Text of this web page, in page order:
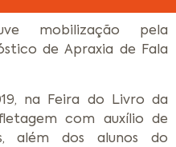
mobilização pela
de Apraxia de Fala
na Feira do Livro da
com auxílio de
além dos alunos do